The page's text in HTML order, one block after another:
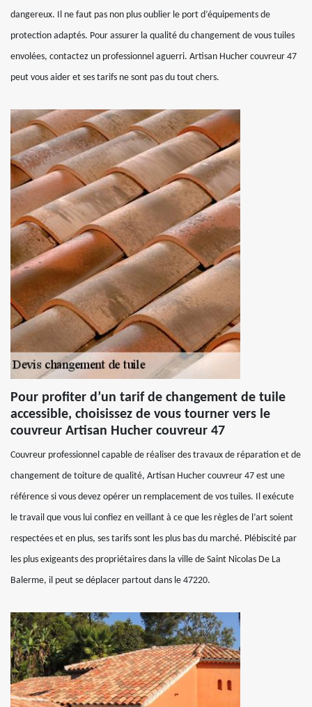
dangereux. Il ne faut pas non plus oublier le port d’équipements de
protection adaptés. Pour assurer la qualité du changement de vous tuiles
envolées, contactez un professionnel aguerri. Artisan Hucher couvreur 47
peut vous aider et ses tarifs ne sont pas du tout chers.
Pour profiter d’un tarif de changement de tuile
accessible, choisissez de vous tourner vers le
couvreur Artisan Hucher couvreur 47
Couvreur professionnel capable de réaliser des travaux de réparation et de
changement de toiture de qualité, Artisan Hucher couvreur 47 est une
référence si vous devez opérer un remplacement de vos tuiles. Il exécute
le travail que vous lui confiez en veillant à ce que les règles de l’art soient
respectées et en plus, ses tarifs sont les plus bas du marché. Plébiscité par
les plus exigeants des propriétaires dans la ville de Saint Nicolas De La
Balerme, il peut se déplacer partout dans le 47220.